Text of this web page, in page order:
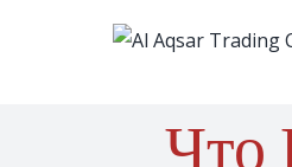
Что